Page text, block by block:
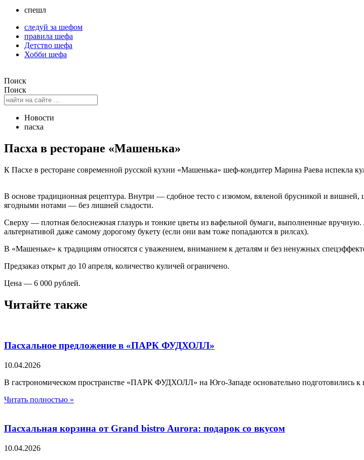
спешл
следуй за шефом
правила шефа
Детство шефа
Хобби шефа
Поиск
Поиск
Новости
пасха
Пасха в ресторане «Машенька»
К Пасхе в ресторане современной русской кухни «Машенька» шеф-кондитер Марина Раева испекла
В основе традиционная рецептура. Внутри — сдобное тесто с изюмом, вяленой брусникой и
ягодными нотами — без лишней сладости.
Сверху — плотная белоснежная глазурь и тонкие цветы из вафельной бумаги, выполненные
альтернативой даже самому дорогому букету (если они вам тоже попадаются в рилсах).
В «Машеньке» к традициям относятся с уважением, вниманием к деталям и без ненужных
Предзаказ открыт до 10 апреля, количество куличей ограничено.
Цена — 6 000 рублей.
Читайте также
Пасхальное предложение в «ПАРК ФУДХОЛЛ»
10.04.2026
В гастрономическом пространстве «ПАРК ФУДХОЛЛ» на Юго-Западе основательно подготовились к
Читать полностью »
Пасхальная корзина от Grand bistro Aurora: подарок со вкусом
10.04.2026